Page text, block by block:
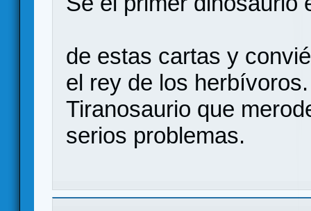
de estas cartas y
el rey de los
Tiranosaurio que
serios problemas.